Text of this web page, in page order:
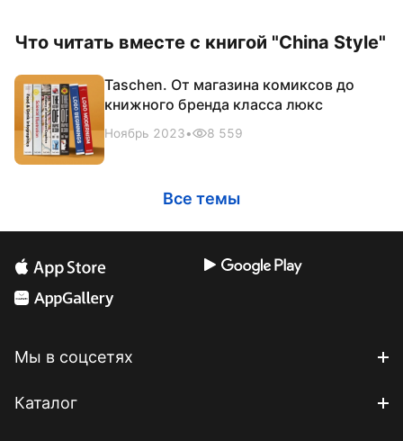
Что читать вместе с книгой "China Style"
Taschen. От магазина комиксов до
книжного бренда класса люкс
Ноябрь 2023• 8 559
Все темы
Мы в соцсетях
Каталог